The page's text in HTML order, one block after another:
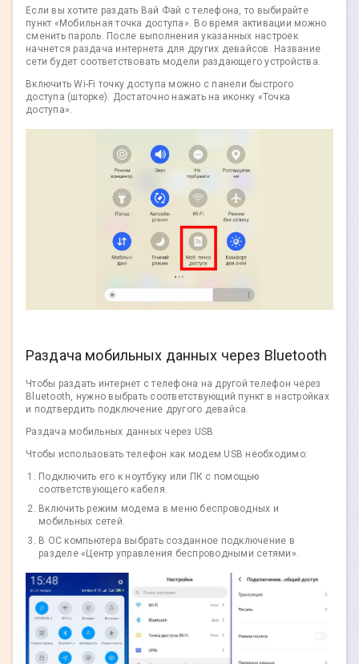
Если вы хотите раздать Вай Фай с телефона, то выбирайте
пункт «Мобильная точка доступа». Во время активации можно
сменить пароль. После выполнения указанных настроек
начнется раздача интернета для других девайсов. Название
сети будет соответствовать модели раздающего устройства.
Включить Wi-Fi точку доступа можно с панели быстрого
доступа (шторке). Достаточно нажать на иконку «Точка
доступа».
Раздача мобильных данных через Bluetooth
Чтобы раздать интернет с телефона на другой телефон через
Bluetooth, нужно выбрать соответствующий пункт в настройках
и подтвердить подключение другого девайса.
Раздача мобильных данных через USB
Чтобы использовать телефон как модем USB необходимо:
Подключить его к ноутбуку или ПК с помощью
соответствующего кабеля.
Включить режим модема в меню беспроводных и
мобильных сетей.
В ОС компьютера выбрать созданное подключение в
разделе «Центр управления беспроводными сетями».